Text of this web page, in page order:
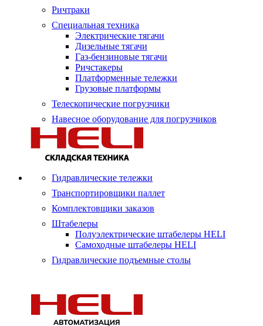
Ричтраки
Специальная техника
Электрические тягачи
Дизельные тягачи
Газ-бензиновые тягачи
Ричстакеры
Платформенные тележки
Грузовые платформы
Телескопические погрузчики
Навесное оборудование для погрузчиков
Гидравлические тележки
Транспортировщики паллет
Комплектовщики заказов
Штабелеры
Полуэлектрические штабелеры HELI
Самоходные штабелеры HELI
Гидравлические подъемные столы